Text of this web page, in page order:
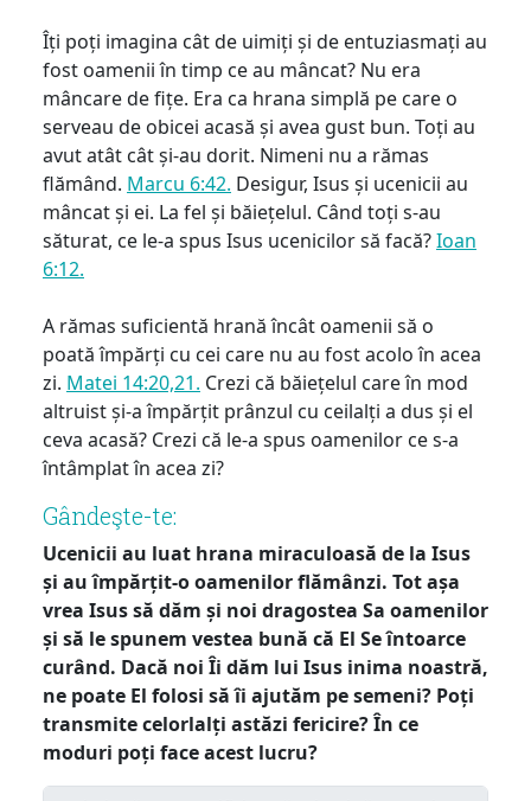
Îți poți imagina cât de uimiți și de entuziasmați au
fost oamenii în timp ce au mâncat? Nu era
mâncare de fițe. Era ca hrana simplă pe care o
serveau de obicei acasă și avea gust bun. Toți au
avut atât cât și-au dorit. Nimeni nu a rămas
flămând. Marcu 6:42. Desigur, Isus și ucenicii au
mâncat și ei. La fel și băiețelul. Când toți s-au
săturat, ce le-a spus Isus ucenicilor să facă?Ioan
6:12.
A rămas suficientă hrană încât oamenii să o
poată împărți cu cei care nu au fost acolo în acea
zi. Matei 14:20,21. Crezi că băiețelul care în mod
altruist și-a împărțit prânzul cu ceilalți a dus și el
ceva acasă? Crezi că le-a spus oamenilor ce s-a
întâmplat în acea zi?
Gândeşte-te:
Ucenicii au luat hrana miraculoasă de la Isus
și au împărțit-o oamenilor flămânzi. Tot așa
vrea Isus să dăm și noi dragostea Sa oamenilor
și să le spunem vestea bună că El Se întoarce
curând. Dacă noi Îi dăm lui Isus inima noastră,
ne poate El folosi să îi ajutăm pe semeni? Poți
transmite celorlalți astăzi fericire? În ce
moduri poți face acest lucru?